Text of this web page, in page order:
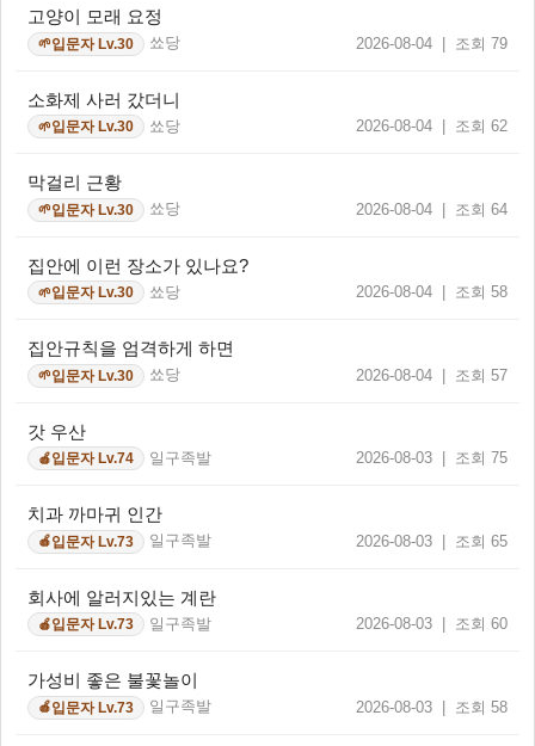
고양이 모래 요정
🌱입문자 Lv.30 쑈당 2026-08-04 | 조회 79
소화제 사러 갔더니
🌱입문자 Lv.30 쑈당 2026-08-04 | 조회 62
막걸리 근황
🌱입문자 Lv.30 쑈당 2026-08-04 | 조회 64
집안에 이런 장소가 있나요?
🌱입문자 Lv.30 쑈당 2026-08-04 | 조회 58
집안규칙을 엄격하게 하면
🌱입문자 Lv.30 쑈당 2026-08-04 | 조회 57
갓 우산
🍎입문자 Lv.74 일구족발 2026-08-03 | 조회 75
치과 까마귀 인간
🍎입문자 Lv.73 일구족발 2026-08-03 | 조회 65
회사에 알러지있는 계란
🍎입문자 Lv.73 일구족발 2026-08-03 | 조회 60
가성비 좋은 불꽃놀이
🍎입문자 Lv.73 일구족발 2026-08-03 | 조회 58